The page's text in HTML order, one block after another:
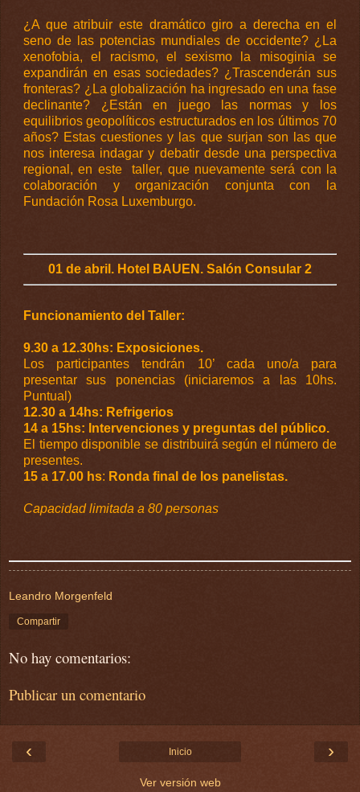
¿A que atribuir este dramático giro a derecha en el
seno de las potencias mundiales de occidente? ¿La
xenofobia, el racismo, el sexismo la misoginia se
expandirán en esas sociedades? ¿Trascenderán sus
fronteras? ¿La globalización ha ingresado en una fase
declinante? ¿Están en juego las normas y los
equilibrios geopolíticos estructurados en los últimos 70
años? Estas cuestiones y las que surjan son las que
nos interesa indagar y debatir desde una perspectiva
regional, en este taller, que nuevamente será con la
colaboración y organización conjunta con la
Fundación Rosa Luxemburgo.
01 de abril. Hotel BAUEN. Salón Consular 2
Funcionamiento del Taller:
9.30 a 12.30hs: Exposiciones.
Los participantes tendrán 10’ cada uno/a para
presentar sus ponencias (iniciaremos a las 10hs.
Puntual)
12.30 a 14hs: Refrigerios
14 a 15hs: Intervenciones y preguntas del público.
El tiempo disponible se distribuirá según el número de
presentes.
15 a 17.00 hs: Ronda final de los panelistas.
Capacidad limitada a 80 personas
Leandro Morgenfeld
Compartir
No hay comentarios:
Publicar un comentario
‹ ›
Inicio
Ver versión web